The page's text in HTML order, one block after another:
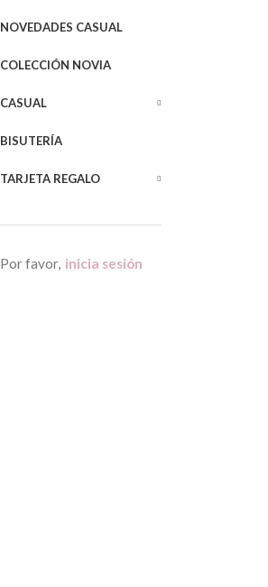
NOVEDADES CASUAL
COLECCIÓN NOVIA
CASUAL
BISUTERÍA
TARJETA REGALO
Por favor, inicia sesión